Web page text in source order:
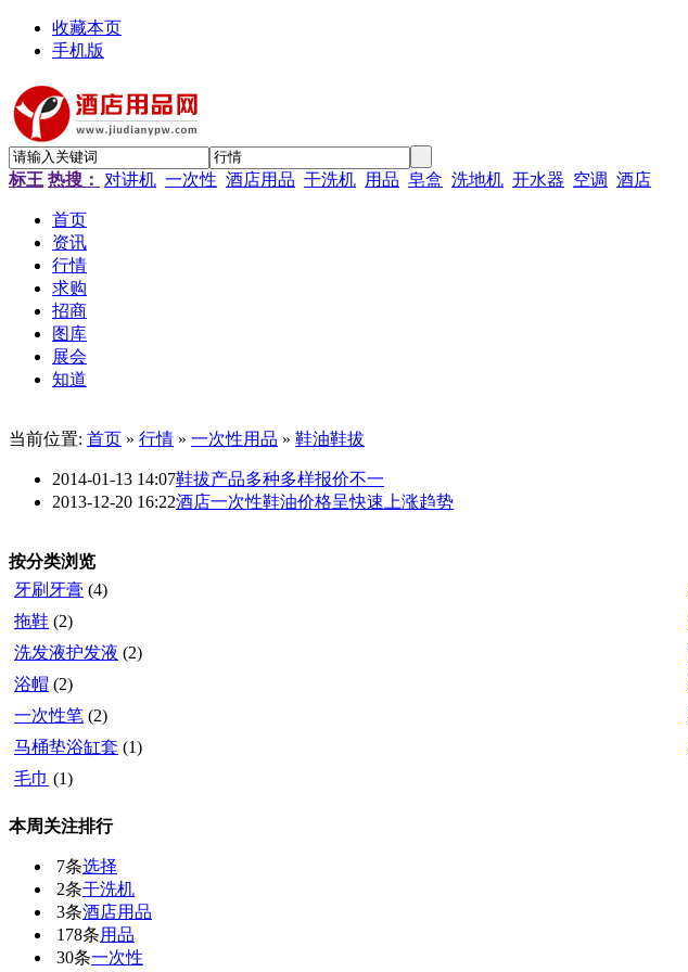
收藏本页
手机版
标王 热搜： 对讲机 一次性 酒店用品 干洗机 用品 皂盒 洗地机 开水器 空调 酒店
首页
资讯
行情
求购
招商
图库
展会
知道
当前位置: 首页 » 行情 » 一次性用品 » 鞋油鞋拔
2014-01-13 14:07鞋拔产品多种多样报价不一
2013-12-20 16:22酒店一次性鞋油价格呈快速上涨趋势
按分类浏览
牙刷牙膏 (4)
拖鞋 (2)
洗发液护发液 (2)
浴帽 (2)
一次性笔 (2)
马桶垫浴缸套 (1)
毛巾 (1)
本周关注排行
7条选择
2条干洗机
3条酒店用品
178条用品
30条一次性